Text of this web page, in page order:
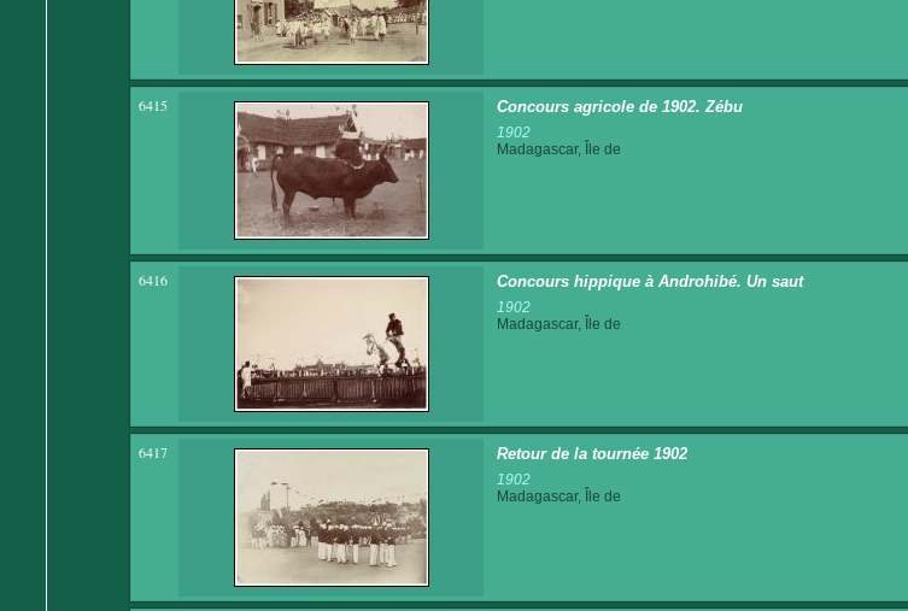
6415 Concours agricole de 1902. Zébu
1902
Madagascar, Île de
6416 Concours hippique à Androhibé. Un saut
1902
Madagascar, Île de
6417 Retour de la tournée 1902
1902
Madagascar, Île de